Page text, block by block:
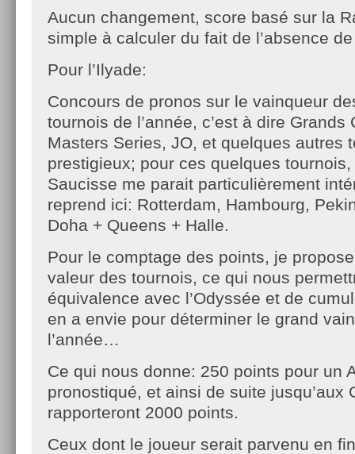
Aucun changement, score basé sur la
simple à calculer du fait de l’absence
Pour l’Ilyade:
Concours de pronos sur le vainqueur
tournois de l’année, c’est à dire
Masters Series, JO, et quelques autres
prestigieux; pour ces quelques
Saucisse me parait particulièrement
reprend ici: Rotterdam, Hambourg,
Doha + Queens + Halle.
Pour le comptage des points, je
valeur des tournois, ce qui nous
équivalence avec l’Odyssée et de
en a envie pour déterminer le grand
l’année…
Ce qui nous donne: 250 points pour un
pronostiqué, et ainsi de suite jusqu’aux
rapporteront 2000 points.
Ceux dont le joueur serait parvenu en